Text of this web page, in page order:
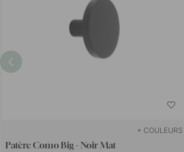
+ COULEURS
Patère Como Big - Noir Mat